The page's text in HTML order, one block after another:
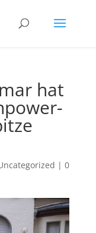
hat
| 0